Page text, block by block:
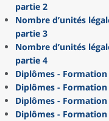
partie 2
Nombre d’unités
partie 3
Nombre d’unités
partie 4
Diplômes - Formation
Diplômes -
Diplômes -
Diplômes -